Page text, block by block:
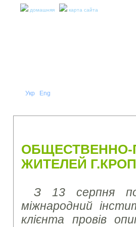
домашняя карта сайта
Укр Eng
ОБЩЕСТВЕННО-
ЖИТЕЛЕЙ
З 13 серпня
міжнародний
клієнта провів